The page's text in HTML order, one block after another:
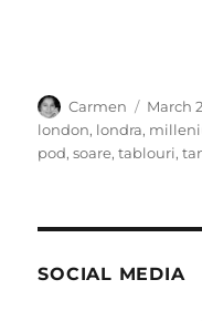
Author
Carmen
Posted
on
March
london, londra,
pod,soare,tablouri,
SOCIAL MEDIA